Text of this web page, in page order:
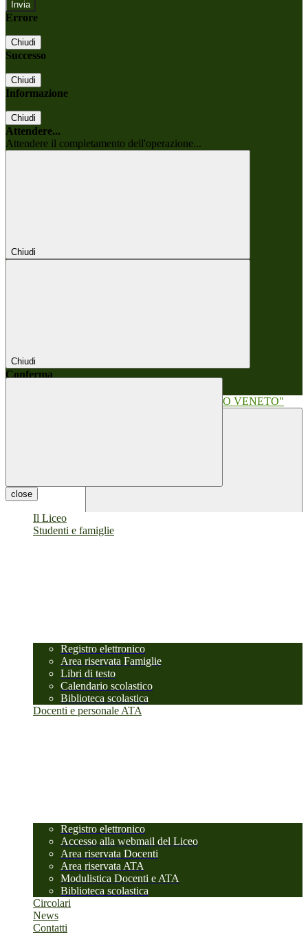
Errore
Chiudi
Successo
Chiudi
Informazione
Chiudi
Attendere...
Attendere il completamento dell'operazione...
Chiudi
Chiudi
Conferma
close
Il Liceo
Studenti e famiglie
Registro elettronico
Area riservata Famiglie
Libri di testo
Calendario scolastico
Biblioteca scolastica
Docenti e personale ATA
Registro elettronico
Accesso alla webmail del Liceo
Area riservata Docenti
Area riservata ATA
Modulistica Docenti e ATA
Biblioteca scolastica
Circolari
News
Contatti